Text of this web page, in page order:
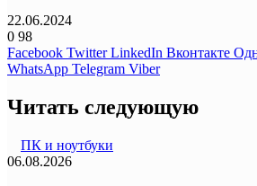
22.06.2024
0 98
Facebook Twitter LinkedIn Вконтакте
WhatsApp Telegram Viber
Читать следующую
ПК и ноутбуки
06.08.2026